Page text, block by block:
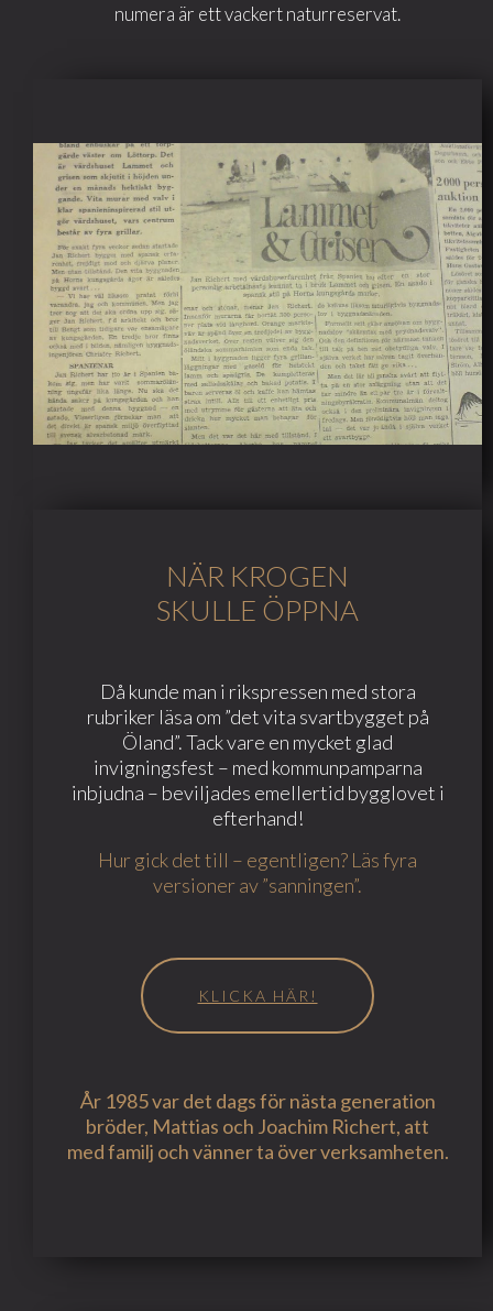
numera är ett vackert naturreservat.
NÄR KROGEN
SKULLE ÖPPNA
Då kunde man i rikspressen med stora
rubriker läsa om ”det vita svartbygget på
Öland”. Tack vare en mycket glad
invigningsfest – med kommunpamparna
inbjudna – beviljades emellertid bygglovet i
efterhand!
Hur gick det till – egentligen? Läs fyra
versioner av ”sanningen”.
KLICKA HÄR!
År 1985 var det dags för nästa generation
bröder, Mattias och Joachim Richert, att
med familj och vänner ta över verksamheten.